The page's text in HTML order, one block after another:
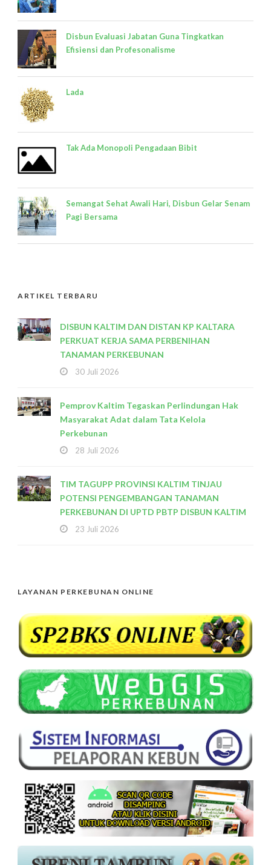
Disbun Evaluasi Jabatan Guna Tingkatkan
Efisiensi dan Profesonalisme
Lada
Tak Ada Monopoli Pengadaan Bibit
Semangat Sehat Awali Hari, Disbun Gelar Senam
Pagi Bersama
ARTIKEL TERBARU
DISBUN KALTIM DAN DISTAN KP KALTARA
PERKUAT KERJA SAMA PERBENIHAN
TANAMAN PERKEBUNAN
30 Juli 2026
Pemprov Kaltim Tegaskan Perlindungan Hak
Masyarakat Adat dalam Tata Kelola
Perkebunan
28 Juli 2026
TIM TAGUPP PROVINSI KALTIM TINJAU
POTENSI PENGEMBANGAN TANAMAN
PERKEBUNAN DI UPTD PBTP DISBUN KALTIM
23 Juli 2026
LAYANAN PERKEBUNAN ONLINE